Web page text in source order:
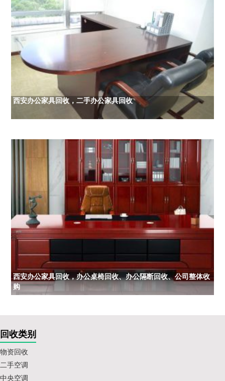
西安办公家具回收，二手办公家具回收
西安办公家具回收，办公桌椅回收、办公隔断回收、公司整体收
购
回收类别
物资回收
二手空调
中央空调